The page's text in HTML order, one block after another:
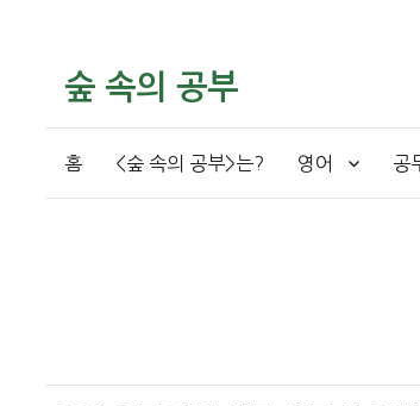
숲 속의 공부
홈 <숲 속의 공부>는? 영어 공